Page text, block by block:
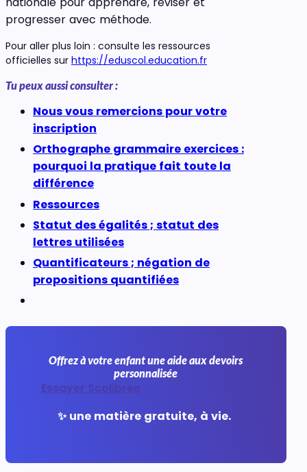
progresser avec méthode.
Pour aller plus loin : consulte les ressources
officielles sur https://eduscol.education.fr
Tu peux aussi consulter :
Nous vous remercions pour votre
inscription
Orthographe grammaire exercices :
pourquoi la pratique fait toute la
différence
Ressources
Statut des égalités ; statut des
lettres utilisées
Quantificateurs ; négation de
propositions quantifiées
Offrez à votre enfant une aide aux devoirs
personnalisée
Essayer Scolibree
✨ une matière gratuite, à vie.